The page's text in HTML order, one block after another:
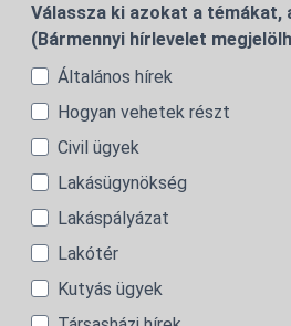
Válassza ki azokat a témákat,
(Bármennyi hírlevelet
Általános hírek
Hogyan vehetek részt
Civil ügyek
Lakásügynökség
Lakáspályázat
Lakótér
Kutyás ügyek